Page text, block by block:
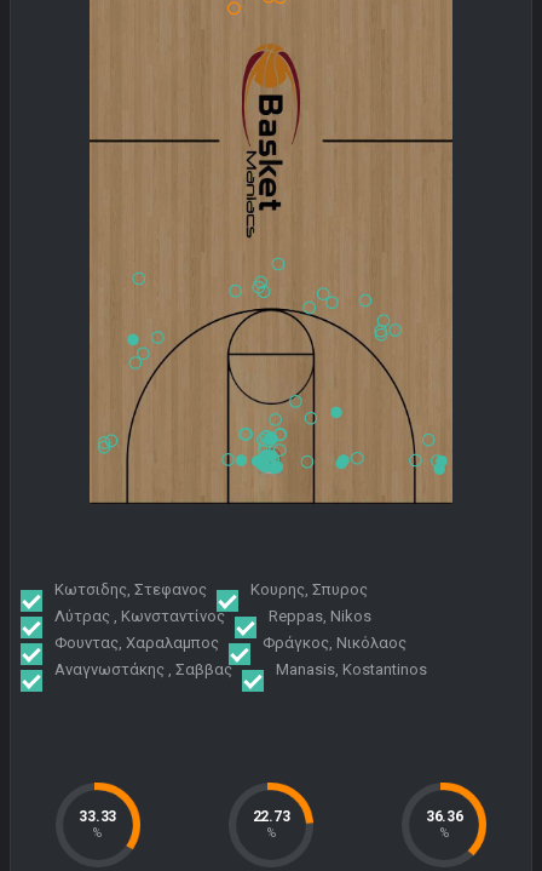
Κωτσιδης, Στεφανος
Κουρης, Σπυρος
Λύτρας , Κωνσταντίνος
Reppas, Nikos
Φουντας, Χαραλαμπος
Φράγκος, Νικόλαος
Αναγνωστάκης , Σαββας
Manasis, Kostantinos
33.33
%
22.73
%
36.36
%